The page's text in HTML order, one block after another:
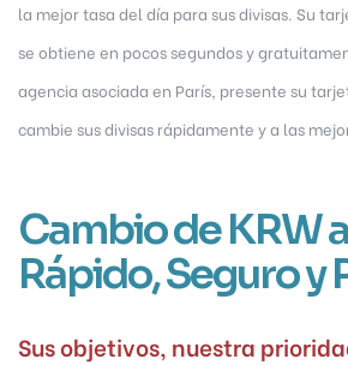
la mejor tasa del día para sus divisas. Su
se obtiene en pocos segundos y
agencia asociada en París, presente su
cambie sus divisas rápidamente y a las
Cambio de KRW
Rápido, Seguro y
Sus objetivos, nuestra